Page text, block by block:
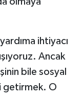
ihtiyacı
Ancak
bile sosyal
getirmek. O